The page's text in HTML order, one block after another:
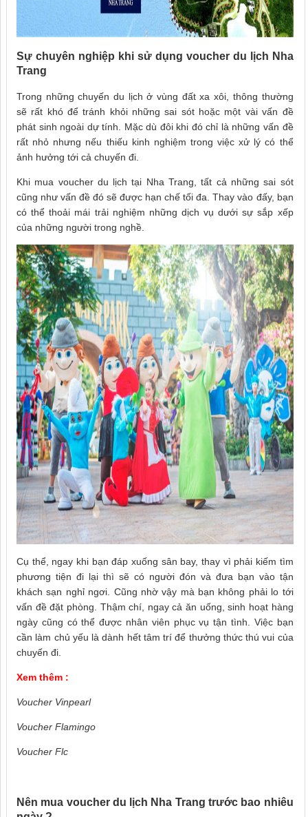
Sự chuyên nghiệp khi sử dụng voucher du lịch Nha
Trang
Trong những chuyến du lịch ở vùng đất xa xôi, thông thường
sẽ rất khó để tránh khỏi những sai sót hoặc một vài vấn đề
phát sinh ngoài dự tính. Mặc dù đôi khi đó chỉ là những vấn đề
rất nhỏ nhưng nếu thiếu kinh nghiệm trong việc xử lý có thể
ảnh hưởng tới cả chuyến đi.
Khi mua voucher du lịch tại Nha Trang, tất cả những sai sót
cũng như vấn đề đó sẽ được hạn chế tối đa. Thay vào đấy, bạn
có thể thoải mái trải nghiệm những dịch vụ dưới sự sắp xếp
của những người trong nghề.
Cụ thể, ngay khi bạn đáp xuống sân bay, thay vì phải kiếm tìm
phương tiện đi lại thì sẽ có người đón và đưa bạn vào tận
khách sạn nghỉ ngơi. Cũng nhờ vậy mà bạn không phải lo tới
vấn đề đặt phòng. Thậm chí, ngay cả ăn uống, sinh hoạt hàng
ngày cũng có thể được nhân viên phục vụ tận tình. Việc bạn
cần làm chủ yếu là dành hết tâm trí để thưởng thức thú vui của
chuyến đi.
Xem thêm :
Voucher Vinpearl
Voucher Flamingo
Voucher Flc
Nên mua voucher du lịch Nha Trang trước bao nhiêu